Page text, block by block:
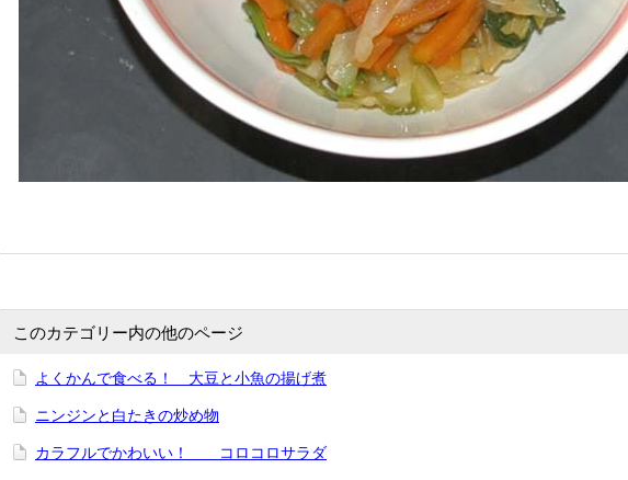
このカテゴリー内の他のページ
よくかんで食べる！ 大豆と小魚の揚げ煮
ニンジンと白たきの炒め物
カラフルでかわいい！ コロコロサラダ